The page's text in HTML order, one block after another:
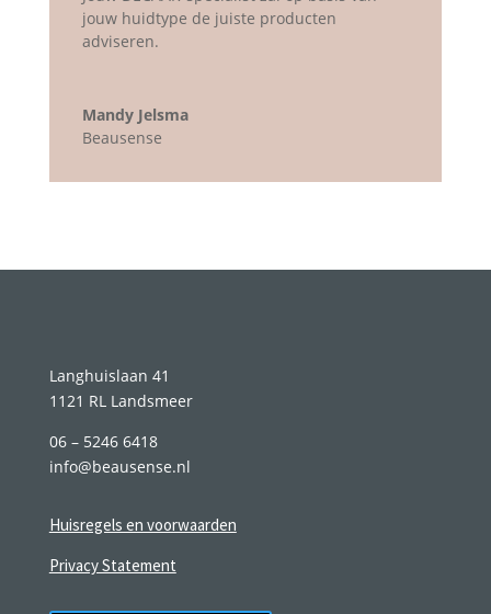
jouw huidtype de juiste producten
adviseren.
Mandy Jelsma
Beausense
Langhuislaan 41
1121 RL Landsmeer
06 – 5246 6418
info@beausense.nl
Huisregels en voorwaarden
Privacy Statement